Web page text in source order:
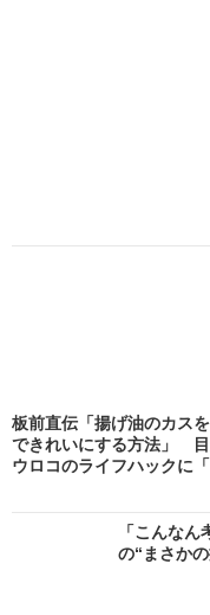
板前直伝「揚げ油のカス
できれいにする方法」
ウロコのライフハックに
「こんな
の“まさか